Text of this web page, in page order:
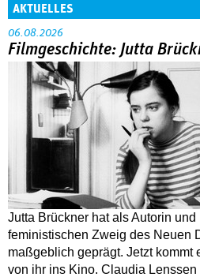
AKTUELLES
06.08.2026
Filmgeschichte: Jutta
Jutta Brückner hat als Autorin
feministischen Zweig des Neuen
maßgeblich geprägt. Jetzt kommt
von ihr ins Kino. Claudia Lenssen